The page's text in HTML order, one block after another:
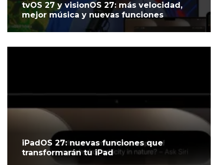
tvOS 27 y visionOS 27: más velocidad,
mejor música y nuevas funciones
iPadOS 27: nuevas funciones que
transformarán tu iPad